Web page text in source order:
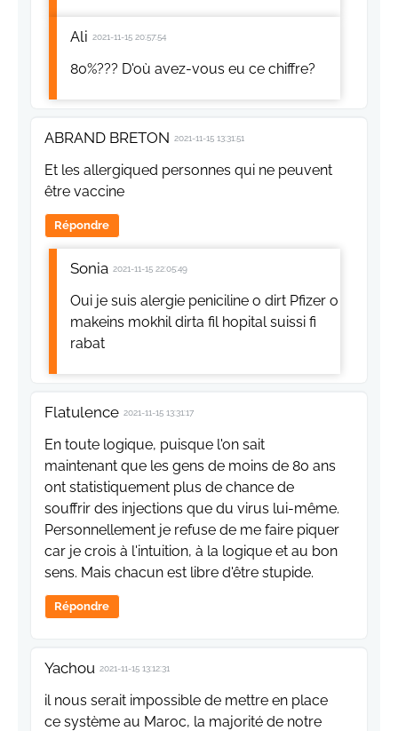
Ali 2021-11-15 20:57:54
80%??? D'où avez-vous eu ce chiffre?
ABRAND BRETON 2021-11-15 13:31:51
Et les allergiqued personnes qui ne peuvent
être vaccine
Répondre
Sonia 2021-11-15 22:05:49
Oui je suis alergie peniciline o dirt Pfizer o
makeins mokhil dirta fil hopital suissi fi
rabat
Flatulence 2021-11-15 13:31:17
En toute logique, puisque l'on sait
maintenant que les gens de moins de 80 ans
ont statistiquement plus de chance de
souffrir des injections que du virus lui-même.
Personnellement je refuse de me faire piquer
car je crois à l'intuition, à la logique et au bon
sens. Mais chacun est libre d'être stupide.
Répondre
Yachou 2021-11-15 13:12:31
il nous serait impossible de mettre en place
ce système au Maroc, la majorité de notre